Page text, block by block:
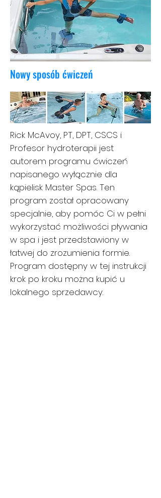
Nowy sposób ćwiczeń
Rick McAvoy, PT, DPT, CSCS i
Profesor hydroterapii jest
autorem programu ćwiczeń
napisanego wyłącznie dla
kąpielisk Master Spas. Ten
program został opracowany
specjalnie, aby pomóc Ci w pełni
wykorzystać możliwości pływania
w spa i jest przedstawiony w
łatwej do zrozumienia formie.
Program dostępny w tej instrukcji
krok po kroku można kupić u
lokalnego sprzedawcy.